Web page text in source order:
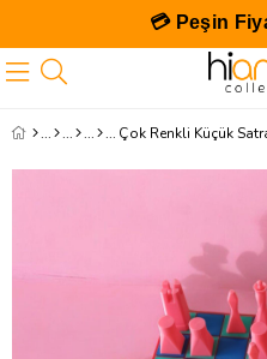
💳 Peşin
Çok Renkli Küçük